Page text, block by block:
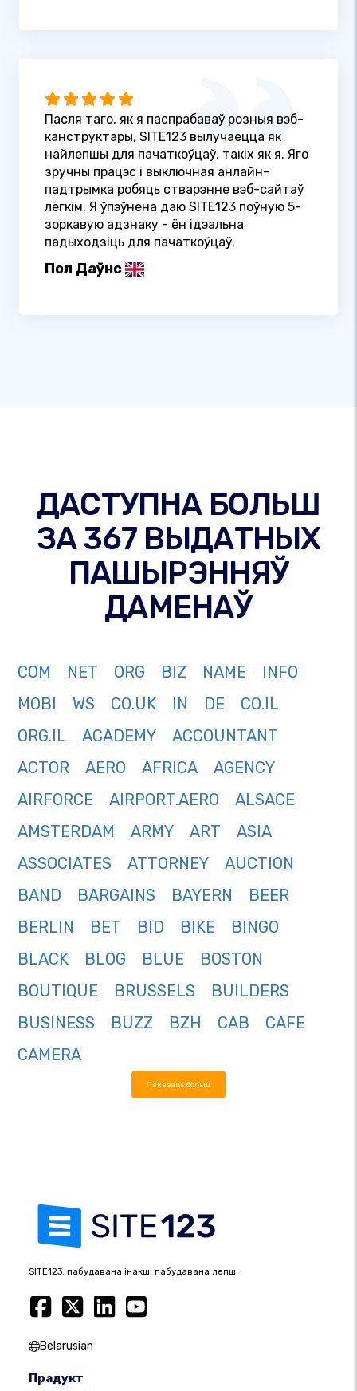
Пасля таго, як я паспрабаваў розныя вэб-
канструктары, SITE123 вылучаецца як
найлепшы для пачаткоўцаў, такіх як я. Яго
зручны працэс і выключная анлайн-
падтрымка робяць стварэнне вэб-сайтаў
лёгкім. Я ўпэўнена даю SITE123 поўную 5-
зоркавую адзнаку - ён ідэальна
падыходзіць для пачаткоўцаў.
Пол Даўнс
ДАСТУПНА БОЛЬШ
ЗА 367 ВЫДАТНЫХ
ПАШЫРЭННЯЎ
ДАМЕНАЎ
COM NET ORG BIZ NAME
INFO
MOBI
WS CO.UK IN DE
CO.IL
ORG.IL
ACADEMY
ACCOUNTANT
ACTOR
AERO AFRICA
AGENCY
AIRFORCE
AIRPORT.AERO
ALSACE
AMSTERDAM
ARMY ART
ASIA
ASSOCIATES
ATTORNEY
AUCTION
BAND
BARGAINS BAYERN
BEER
BERLIN
BET BID BIKE
BINGO
BLACK
BLOG BLUE
BOSTON
BOUTIQUE
BRUSSELS
BUILDERS
BUSINESS
BUZZ BZH CAB
CAFE
CAMERA
Паказаць больш
SITE123: пабудавана інакш, пабудавана лепш.
Belarusian
Прадукт